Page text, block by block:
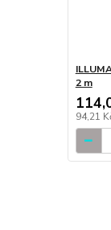
2 m
94,21